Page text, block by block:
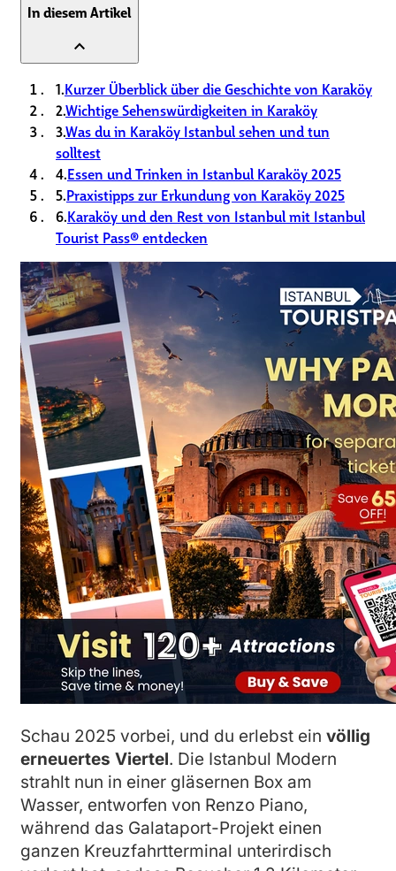
In diesem Artikel
expand_less
1.Kurzer Überblick über die Geschichte von Karaköy
2.Wichtige Sehenswürdigkeiten in Karaköy
3.Was du in Karaköy Istanbul sehen und tun
solltest
4.Essen und Trinken in Istanbul Karaköy 2025
5.Praxistipps zur Erkundung von Karaköy 2025
6.Karaköy und den Rest von Istanbul mit Istanbul
Tourist Pass® entdecken
Schau 2025 vorbei, und du erlebst ein völlig
erneuertes Viertel. Die Istanbul Modern
strahlt nun in einer gläsernen Box am
Wasser, entworfen von Renzo Piano,
während das Galataport-Projekt einen
ganzen Kreuzfahrtterminal unterirdisch